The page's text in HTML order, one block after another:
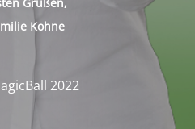
Kohne
2022